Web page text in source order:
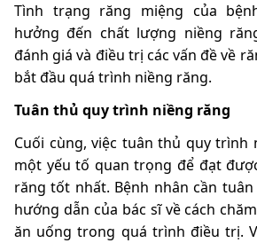
Tình trạng răng miệng của
hưởng đến chất lượng niềng
đánh giá và điều trị các vấn đề về
bắt đầu quá trình niềng răng.
Tuân thủ quy trình niềng răng
Cuối cùng, việc tuân thủ quy trình
một yếu tố quan trọng để đạt
răng tốt nhất. Bệnh nhân cần
hướng dẫn của bác sĩ về cách
ăn uống trong quá trình điều trị.